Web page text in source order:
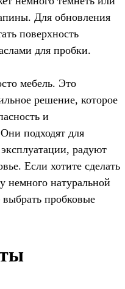
Для обновления
поверхность
для пробки.
мебель. Это
решение, которое
и
подходят для
радуют
Если хотите сделать
немного натуральной
пробковые